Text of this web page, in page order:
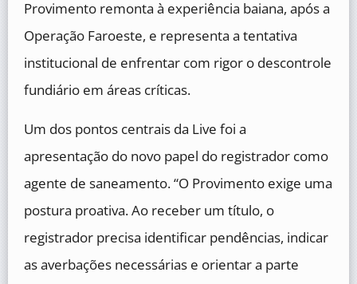
Provimento remonta à experiência baiana, após a
Operação Faroeste, e representa a tentativa
institucional de enfrentar com rigor o descontrole
fundiário em áreas críticas.
Um dos pontos centrais da Live foi a
apresentação do novo papel do registrador como
agente de saneamento. “O Provimento exige uma
postura proativa. Ao receber um título, o
registrador precisa identificar pendências, indicar
as averbações necessárias e orientar a parte